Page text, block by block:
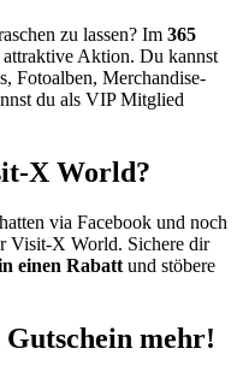
zu lassen? Im 365
Aktion. Du kannst
Fotoalben, Merchandise-
du als VIP Mitglied
X World?
via Facebook und noch
Visit-X World. Sichere dir
einen Rabattund stöbere
mehr!